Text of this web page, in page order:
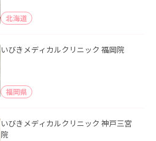
北海道
いびきメディカルクリニック 福岡院
福岡県
いびきメディカルクリニック 神戸三宮
院